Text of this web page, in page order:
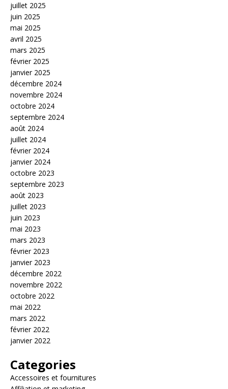
juillet 2025
juin 2025
mai 2025
avril 2025
mars 2025
février 2025
janvier 2025
décembre 2024
novembre 2024
octobre 2024
septembre 2024
août 2024
juillet 2024
février 2024
janvier 2024
octobre 2023
septembre 2023
août 2023
juillet 2023
juin 2023
mai 2023
mars 2023
février 2023
janvier 2023
décembre 2022
novembre 2022
octobre 2022
mai 2022
mars 2022
février 2022
janvier 2022
Categories
Accessoires et fournitures